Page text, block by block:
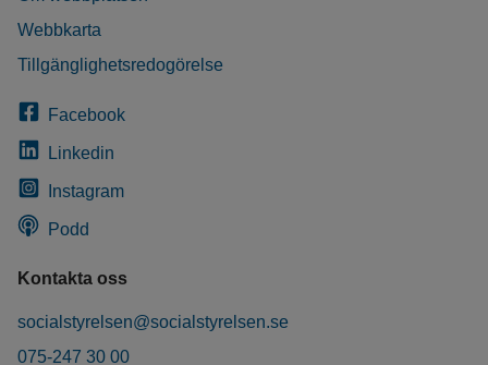
Webbkarta
Tillgänglighetsredogörelse
Facebook
Linkedin
Instagram
Podd
Kontakta oss
socialstyrelsen@socialstyrelsen.se
075-247 30 00